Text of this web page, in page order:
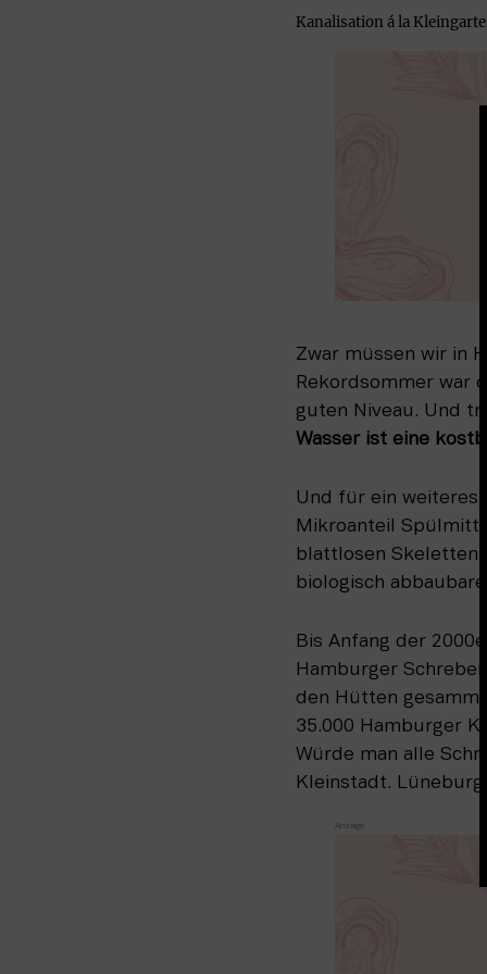
Kanalisation á la
Zwar müssen wir in
Rekordsommer war
guten Niveau. Und
Wasser ist eine
Und für ein weiteres
Mikroanteil
blattlosen
biologisch
Bis Anfang der
Hamburger
den Hütten
35.000 Hamburger
Würde man alle
Kleinstadt. Lüneburg